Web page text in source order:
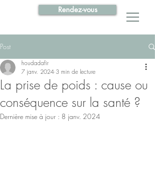
Rendez-vous
Post
La prise de poids : cause ou
conséquence sur la santé ?
houdadafir
7 janv. 2024 3 min de lecture
Dernière mise à jour : 8 janv. 2024